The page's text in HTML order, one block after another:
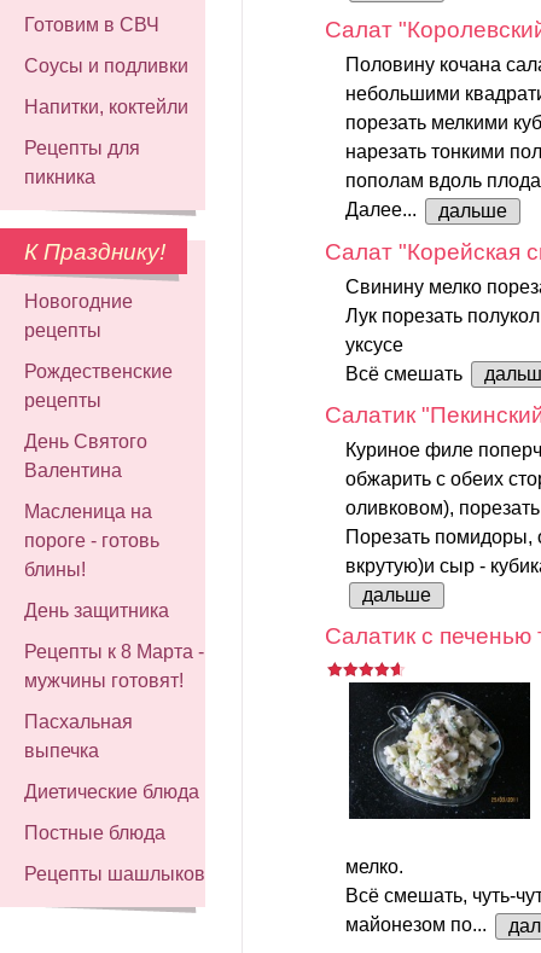
Готовим в СВЧ
Соусы и подливки
Напитки, коктейли
Рецепты для
пикника
К Празднику!
Новогодние
рецепты
Рождественские
рецепты
День Святого
Валентина
Масленица на
пороге - готовь
блины!
День защитника
Рецепты к 8 Марта -
мужчины готовят!
Пасхальная
выпечка
Диетические блюда
Постные блюда
Рецепты шашлыков
Салат
Половину кочана
небольшими
порезать мелкими
нарезать тонкими
пополам вдоль
Далее...
дальше
Салат "Корейская
Свинину мелко
Лук порезать
уксусе
Всё смешать
Салатик
Куриное филе
обжарить с обеих
оливковом),
Порезать помидоры,
вкрутую)и сыр -
дальше
Салатик с печенью
мелко.
Всё смешать, чуть-
майонезом по...